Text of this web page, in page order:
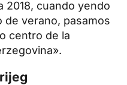
2018, cuando yendo
de verano, pasamos
centro de la